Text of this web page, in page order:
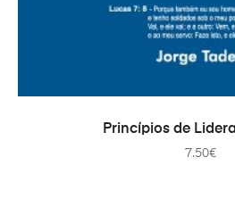
ADAUGĂ ÎN
Princípios de
7.50€